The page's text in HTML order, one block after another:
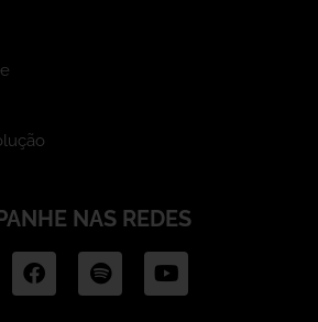
NAS REDES